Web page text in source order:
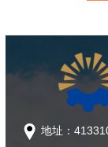
地址：